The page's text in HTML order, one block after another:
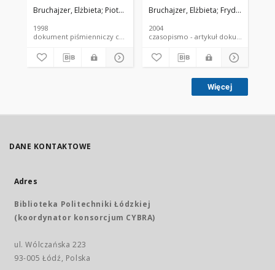
administration
Bruchajzer, Elżbieta Piotrowski, Jerzy K.
1998
dokument piśmienniczy czasopismo - artykuł
tetrabromobenzene on
cytochromes in rat
liver
Bruchajzer, Elżbieta Frydrych,
2004
czasopismo - artykuł
Więcej
DANE KONTAKTOWE
Adres
Biblioteka Politechniki Łódzkiej
(koordynator konsorcjum CYBRA)
ul. Wólczańska 223
93-005 Łódź, Polska